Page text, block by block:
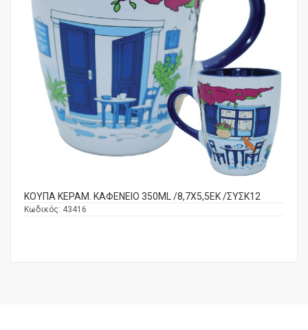
ΚΟΥΠΑ ΚΕΡΑΜ. ΚΑΦΕΝΕΙΟ 350ML /8,7X5,5ΕΚ /ΣΥΣΚ12
Κωδικός: 43416